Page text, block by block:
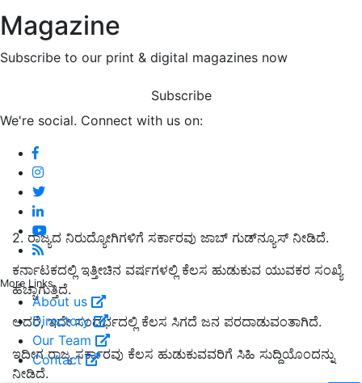
Magazine
Subscribe to our print & digital magazines now
Subscribe
We're social. Connect with us on:
More Links
About us
Directory
Our Team
Contact
2. ರಾಜ್ಯದ ನಿರುದ್ಯೋಗಿಗಳಿಗೆ ಸರ್ಕಾರವು ಜಾಬ್‌ ಗುಡ್‌ನ್ಯೂಸ್‌ ನೀಡಿದೆ.
ಕರ್ನಾಟಕದಲ್ಲಿ ಇತ್ತೀಚಿನ ವರ್ಷಗಳಲ್ಲಿ ಕೆಲಸ ಹುಡುಕುವ ಯುವಕರ ಸಂಖ್ಯೆ
ಹೆಚ್ಚಾಗುತ್ತಿದೆ.
ಆದರೆ, ಇದೇ ಸಂದರ್ಭದಲ್ಲಿ ಕೆಲಸ ಸಿಗದೆ ಜನ ಪರದಾಡುವಂತಾಗಿದೆ.
ಇದೀಗ ರಾಜ್ಯ ಸರ್ಕಾರವು ಕೆಲಸ ಹುಡುಕುವವರಿಗೆ ಸಿಹಿ ಸುದ್ದಿಯೊಂದನ್ನು
ನೀಡಿದೆ.